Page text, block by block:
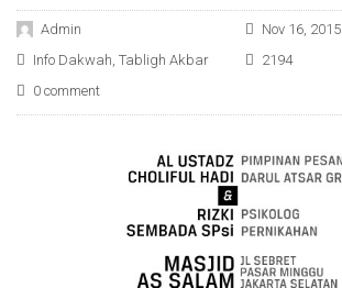
Admin
Nov 16, 2015
Info Dakwah Tabligh Akbar
2194
0 comment